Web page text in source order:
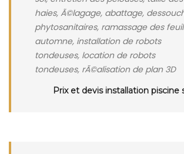
haies, Ã©lagage, abattage,
phytosanitaires, ramassage des
automne, installation de robots
tondeuses, location de robots
tondeuses, rÃ©alisation de plan 3D
Prix et devis installation piscine